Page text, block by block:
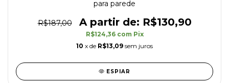
para parede
R$187,00 R$130,90
R$124,36 com Pix
10 x de R$13,09 sem juros
ESPIAR